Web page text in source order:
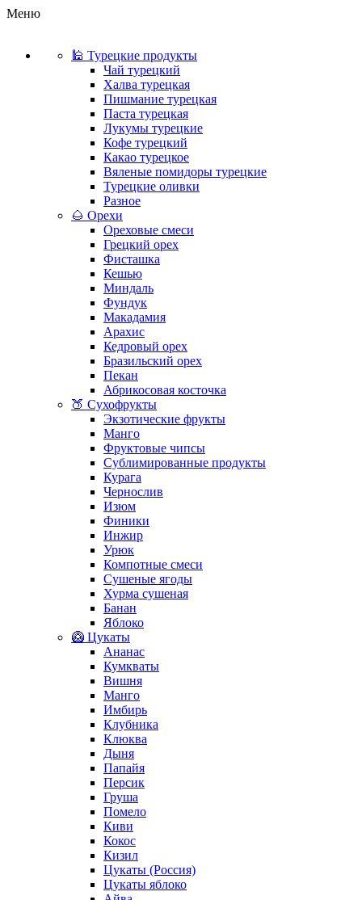
Меню
🕌 Турецкие продукты
Чай турецкий
Халва турецкая
Пишмание турецкая
Паста турецкая
Лукумы турецкие
Кофе турецкий
Какао турецкое
Вяленые помидоры турецкие
Турецкие оливки
Разное
🌰 Орехи
Ореховые смеси
Грецкий орех
Фисташка
Кешью
Миндаль
Фундук
Макадамия
Арахис
Кедровый орех
Бразильский орех
Пекан
Абрикосовая косточка
🍑 Сухофрукты
Экзотические фрукты
Манго
Фруктовые чипсы
Сублимированные продукты
Курага
Чернослив
Изюм
Финики
Инжир
Урюк
Компотные смеси
Сушеные ягоды
Хурма сушеная
Банан
Яблоко
🥝 Цукаты
Ананас
Кумкваты
Вишня
Манго
Имбирь
Клубника
Клюква
Дыня
Папайя
Персик
Груша
Помело
Киви
Кокос
Кизил
Цукаты (Россия)
Цукаты яблоко